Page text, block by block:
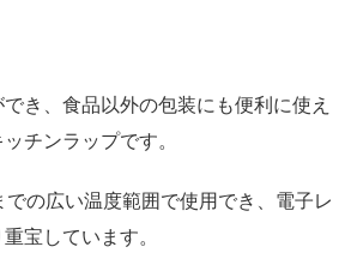
き、食品以外の包装にも便利に使え
チンラップです。
の広い温度範囲で使用でき、電子レ
宝しています。